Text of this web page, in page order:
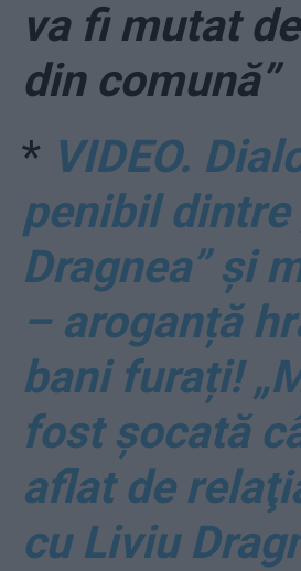
va fi mutat
din comună”
* VIDEO.
penibil dintre
Dragnea” și
– aroganță
bani furați!
fost şocată
aflat de
cu Liviu